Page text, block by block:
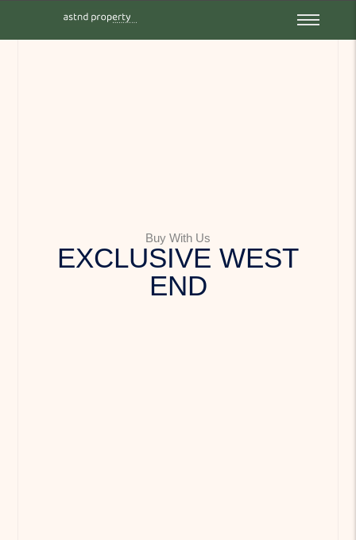
Buy With Us
EXCLUSIVE WEST
END